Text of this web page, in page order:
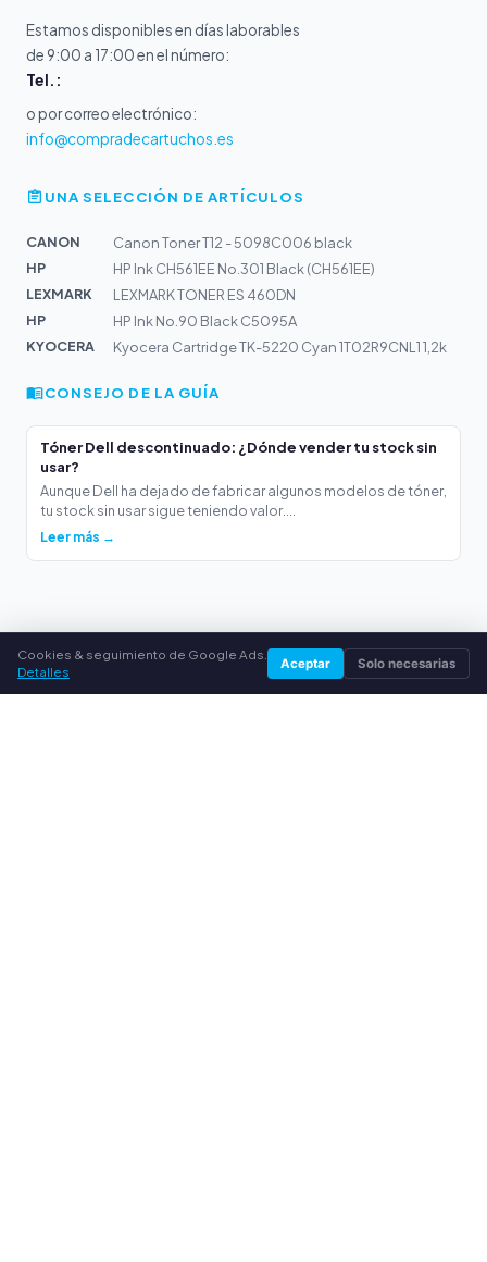
Estamos disponibles en días laborables
de 9:00 a 17:00 en el número:
Tel.:
o por correo electrónico:
info@compradecartuchos.es
UNA SELECCIÓN DE ARTÍCULOS
CANON
Canon Toner T12 - 5098C006 black
HP
HP Ink CH561EE No.301 Black (CH561EE)
LEXMARK
LEXMARK TONER ES 460DN
HP
HP Ink No.90 Black C5095A
KYOCERA
Kyocera Cartridge TK-5220 Cyan 1T02R9CNL1 1,2k
CONSEJO DE LA GUÍA
Tóner Dell descontinuado: ¿Dónde vender tu stock sin
usar?
Aunque Dell ha dejado de fabricar algunos modelos de tóner,
tu stock sin usar sigue teniendo valor....
Leer más →
compradecartuchos.es
Cookies & seguimiento de Google Ads.
Detalles
Aceptar Solo necesarias